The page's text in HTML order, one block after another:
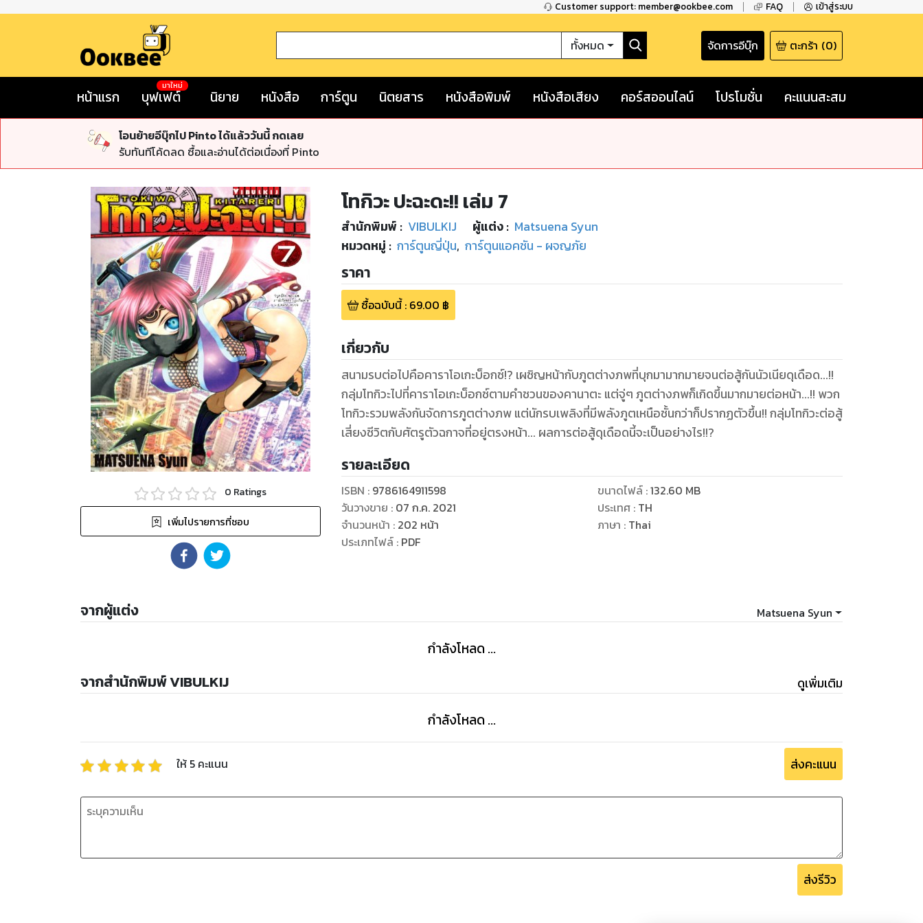
Customer support: member@ookbee.com FAQ เข้าสู่ระบบ
ทั้งหมด จัดการอีบุ๊ก ตะกร้า (0)
หน้าแรก บุฟเฟต์
มาใหม่
นิยาย หนังสือ การ์ตูน นิตยสาร หนังสือพิมพ์ หนังสือเสียง คอร์สออนไลน์ โปรโมชั่น คะแนนสะสม
โอนย้ายอีบุ๊กไป Pinto ได้แล้ววันนี้ กดเลย
รับทันทีโค้ดลด ซื้อและอ่านได้ต่อเนื่องที่ Pinto
0 Ratings
เพิ่มไปรายการที่ชอบ
โทกิวะ ปะฉะดะ!! เล่ม 7
สำนักพิมพ์ : VIBULKIJ ผู้แต่ง : Matsuena Syun
หมวดหมู่ : การ์ตูนญี่ปุ่น, การ์ตูนแอคชัน - ผจญภัย
ราคา
ซื้อฉบับนี้: 69.00 ฿
เกี่ยวกับ
สนามรบต่อไปคือคาราโอเกะบ็อกซ์!? เผชิญหน้ากับภูตต่างภพที่บุกมามากมายจนต่อสู้กันนัวเนียดุเดือด...!!
กลุ่มโทกิวะไปที่คาราโอเกะบ็อกซ์ตามคําชวนของคานาตะ แต่จู่ๆ ภูตต่างภพก็เกิดขึ้นมากมายต่อหน้า...!! พวก
โทกิวะรวมพลังกันจัดการภูตต่างภพ แต่นักรบเพลิงที่มีพลังภูตเหนือชั้นกว่าก็ปรากฏตัวขึ้น!! กลุ่มโทกิวะต่อสู้
รายละเอียด
ISBN : 9786164911598
วันวางขาย : 07 ก.ค. 2021
จำนวนหน้า : 202 หน้า
ประเภทไฟล์: PDF
ขนาดไฟล์:132.60 MB
ประเทศ : TH
ภาษา : Thai
จากผู้แต่ง Matsuena Syun
กำลังโหลด ...
จากสำนักพิมพ์ VIBULKIJ ดูเพิ่มเติม
กำลังโหลด ...
ให้ 5 คะแนน ส่งคะแนน
ส่งรีวิว